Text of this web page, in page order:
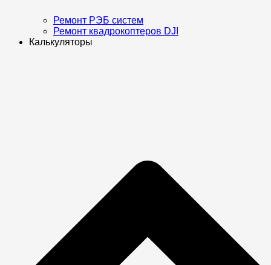
Ремонт РЭБ систем
Ремонт квадрокоптеров DJI
Калькуляторы